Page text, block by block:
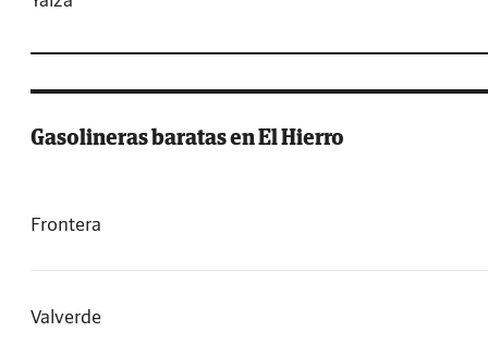
Gasolineras baratas en El Hierro
Frontera
Valverde